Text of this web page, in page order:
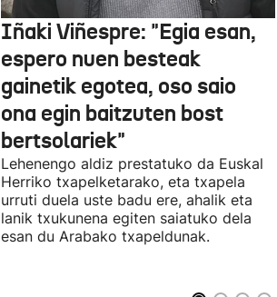
Iñaki Viñespre: "Egia esan,
espero nuen besteak
gainetik egotea, oso saio
ona egin baitzuten bost
bertsolariek"
Lehenengo aldiz prestatuko da Euskal
Herriko txapelketarako, eta txapela
urruti duela uste badu ere, ahalik eta
lanik txukunena egiten saiatuko dela
esan du Arabako txapeldunak.